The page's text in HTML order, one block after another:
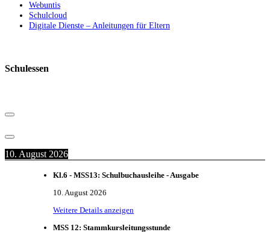
Webuntis
Schulcloud
Digitale Dienste – Anleitungen für Eltern
Schulessen
10. August 2026
Kl.6 - MSS13: Schulbuchausleihe - Ausgabe
10. August 2026
Weitere Details anzeigen
MSS 12: Stammkursleitungsstunde